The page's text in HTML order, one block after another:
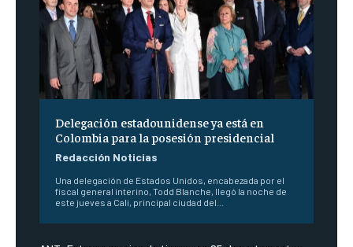
Delegación estadounidense ya está en
Colombia para la posesión presidencial
Redacción Noticias
Una delegación de Estados Unidos, encabezada por el
fiscal general interino, Todd Blanche, llegó la noche de
este jueves a Cali, principal ciudad del...